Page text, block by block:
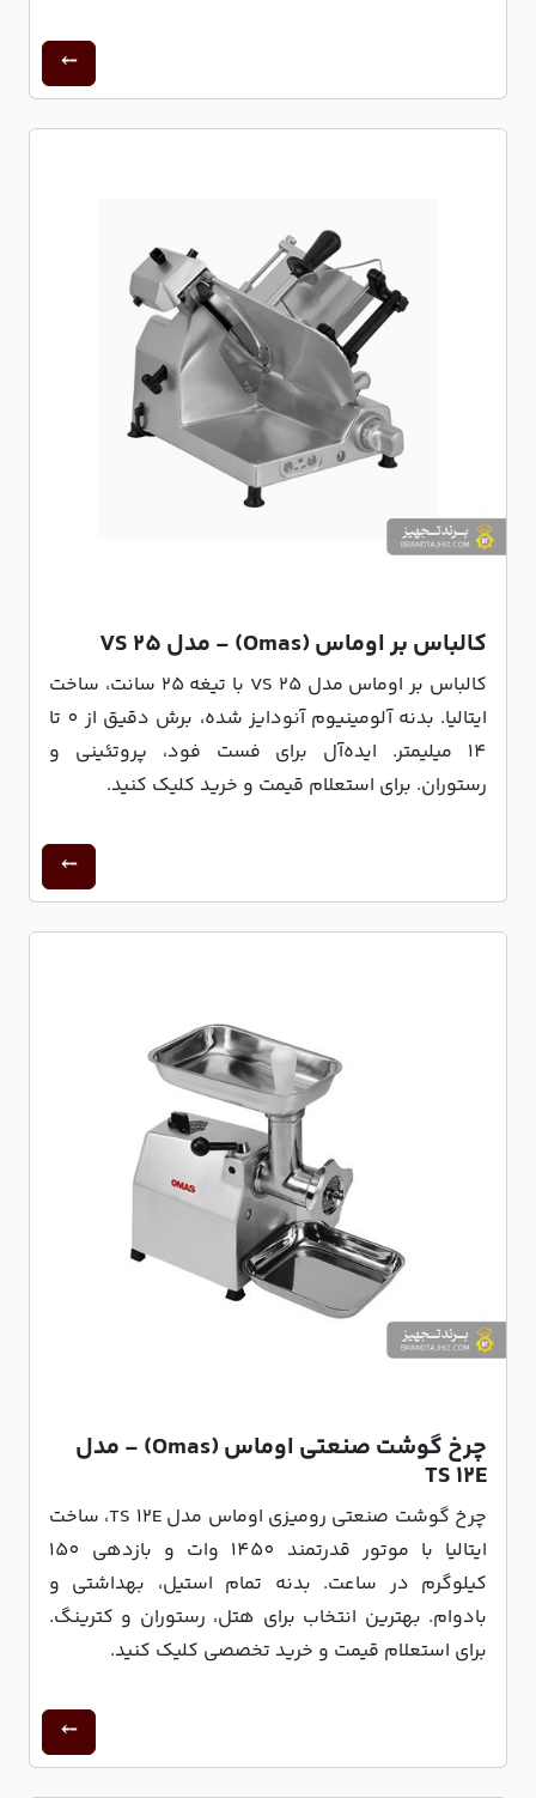
کالباس بر اوماس (Omas) - مدل VS 25
کالباس بر اوماس مدل VS 25 با تیغه 25 سانت، ساخت
ایتالیا. بدنه آلومینیوم آنودایز شده، برش دقیق از 0 تا
14 میلیمتر. ایده‌آل برای فست فود، پروتئینی و
رستوران. برای استعلام قیمت و خرید کلیک کنید.
چرخ گوشت صنعتی اوماس (Omas) - مدل
TS 12E
چرخ گوشت صنعتی رومیزی اوماس مدل TS 12E، ساخت
ایتالیا با موتور قدرتمند 1450 وات و بازدهی 150
کیلوگرم در ساعت. بدنه تمام استیل، بهداشتی و
بادوام. بهترین انتخاب برای هتل، رستوران و کترینگ.
برای استعلام قیمت و خرید تخصصی کلیک کنید.